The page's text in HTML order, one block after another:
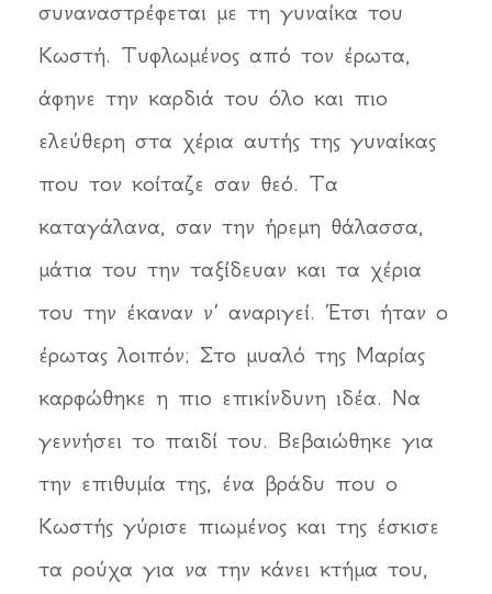
συναναστρέφεται με τη γυναίκα του
Κωστή. Τυφλωμένος από τον έρωτα,
άφηνε την καρδιά του όλο και πιο
ελεύθερη στα χέρια αυτής της γυναίκας
που τον κοίταζε σαν θεό. Τα
καταγάλανα, σαν την ήρεμη θάλασσα,
μάτια του την ταξίδευαν και τα χέρια
του την έκαναν ν’ αναριγεί. Έτσι ήταν ο
έρωτας λοιπόν; Στο μυαλό της Μαρίας
καρφώθηκε η πιο επικίνδυνη ιδέα. Να
γεννήσει το παιδί του. Βεβαιώθηκε για
την επιθυμία της, ένα βράδυ που ο
Κωστής γύρισε πιωμένος και της έσκισε
τα ρούχα για να την κάνει κτήμα του,